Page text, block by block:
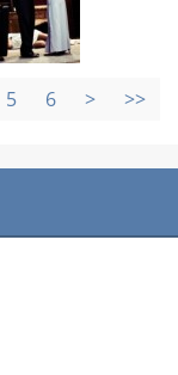
5 6 > >>